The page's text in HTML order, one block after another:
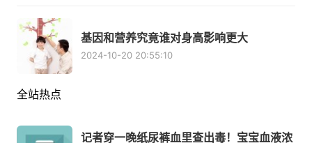
基因和营养究竟谁对身高影响更大
2024-10-20 20:55:10
全站热点
记者穿一晚纸尿裤血里查出毒！宝宝血液浓